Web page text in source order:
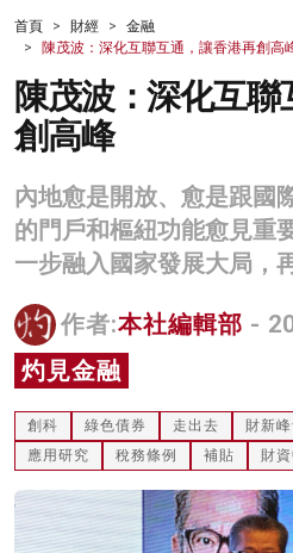
財經
生活
健康
商業
科技
影片
名家榜
灼見活動
首頁 財經
金融
陳茂波：深化互聯互通，讓香港再創高
陳茂波：深化互
創高峰
內地愈是開放、愈是跟國
的門戶和樞紐功能愈見重
一步融入國家發展大局，
作者:本社編輯部 -
灼見金融
創科 綠色債券 走出去 財新
應用研究
稅務條例 補貼 財